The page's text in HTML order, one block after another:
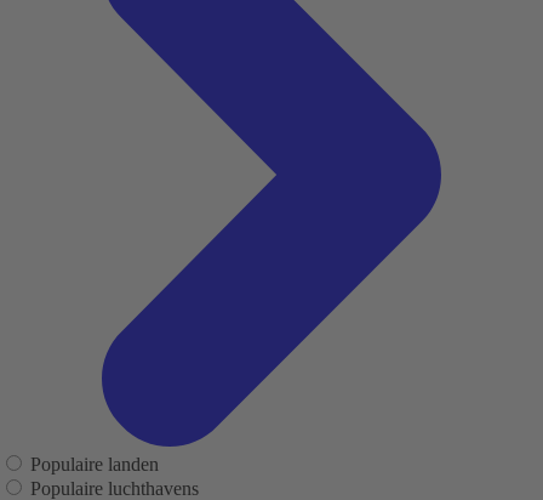
Populaire landen
Populaire luchthavens